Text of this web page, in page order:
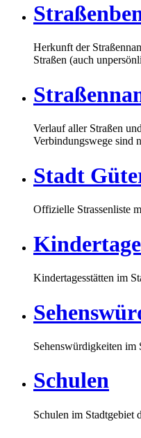
Herkunft der
Straßen (auch
Verlauf aller Straßen
Verbindungswege sind
Stadt
Offizielle Strassenliste
Kindertagesstätten im
Sehenswürdigkeiten im
Schulen
Schulen im Stadtgebiet